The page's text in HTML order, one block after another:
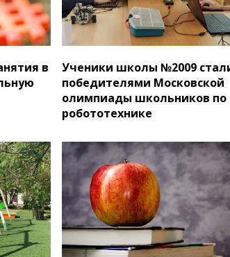
в
Ученики школы №2009
победителями Московской
олимпиады школьников по
робототехнике